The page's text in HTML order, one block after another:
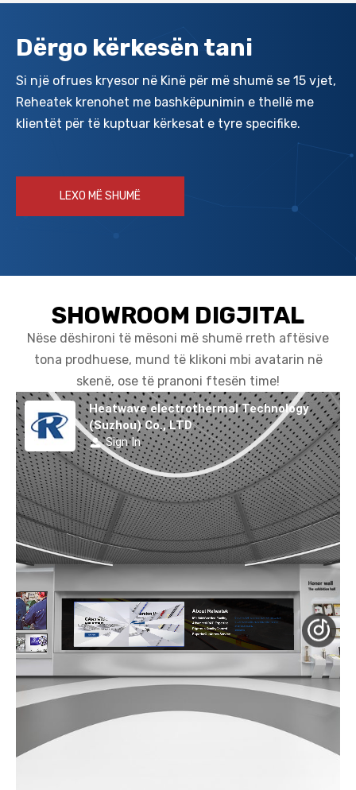
Dërgo kërkesën tani
Si një ofrues kryesor në Kinë për më shumë se 15 vjet,
Reheatek krenohet me bashkëpunimin e thellë me
klientët për të kuptuar kërkesat e tyre specifike.
LEXO MË SHUMË
SHOWROOM DIGJITAL
Nëse dëshironi të mësoni më shumë rreth aftësive
tona prodhuese, mund të klikoni mbi avatarin në
skenë, ose të pranoni ftesën time!